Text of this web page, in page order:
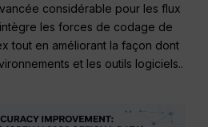
considérable pour les flux
intègre les forces de codage de
tout en améliorant la façon dont
et les outils logiciels..